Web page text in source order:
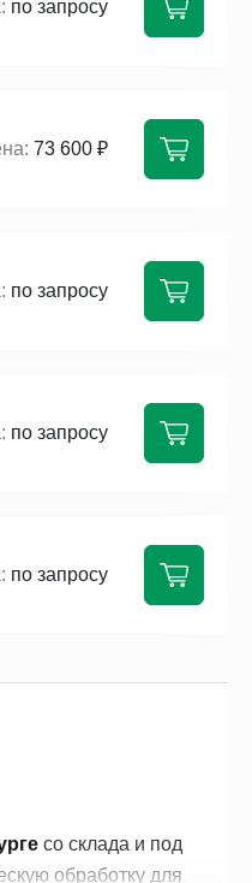
по запросу
73 600 ₽
по запросу
по запросу
по запросу
со склада и под
обработку для